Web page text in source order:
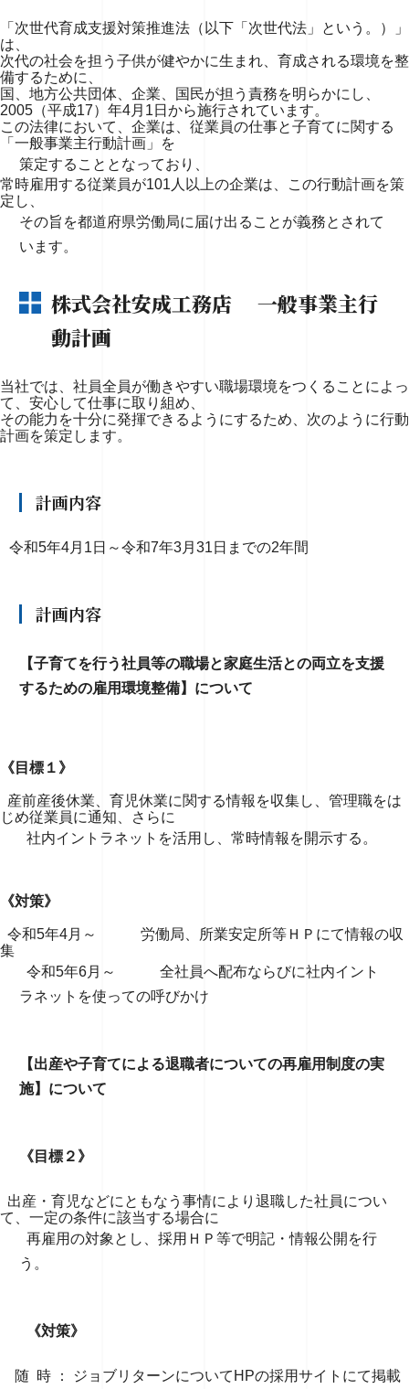
「次世代育成支援対策推進法（以下「次世代法」という。）」
は、
次代の社会を担う子供が健やかに生まれ、育成される環境を整
備するために、
国、地方公共団体、企業、国民が担う責務を明らかにし、
2005（平成17）年4月1日から施行されています。
この法律において、企業は、従業員の仕事と子育てに関する
「一般事業主行動計画」を
策定することとなっており、
常時雇用する従業員が101人以上の企業は、この行動計画を策
定し、
その旨を都道府県労働局に届け出ることが義務とされて
います。
株式会社安成工務店
一般事業主行
動計画
当社では、社員全員が働きやすい職場環境をつくることによっ
て、安心して仕事に取り組め、
その能力を十分に発揮できるようにするため、次のように行動
計画を策定します。
計画内容
令和5年4月1日～令和7年3月31日までの2年間
計画内容
【子育てを行う社員等の職場と家庭生活との両立を支援
するための雇用環境整備】について
《目標１》
産前産後休業、育児休業に関する情報を収集し、管理職をは
じめ従業員に通知、さらに
社内イントラネットを活用し、常時情報を開示する。
《対策》
令和5年4月～ 労働局、所業安定所等ＨＰにて情報の収
集
令和5年6月～ 全社員へ配布ならびに社内イント
ラネットを使っての呼びかけ
【出産や子育てによる退職者についての再雇用制度の実
施】について
《目標２》
出産・育児などにともなう事情により退職した社員につい
て、一定の条件に該当する場合に
再雇用の対象とし、採用ＨＰ等で明記・情報公開を行
う。
《対策》
随 時 ： ジョブリターンについてHPの採用サイトにて掲載